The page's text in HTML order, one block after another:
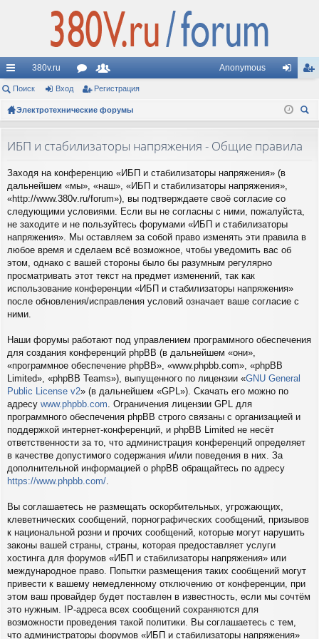
с
ы
и
380v.ru
ор
ум
ол
ьз
ат
ел
и
Anonymous
д ис
Поиск Вход Регистрация
Электротехнические форумы
ИБП и стабилизаторы напряжения - Общие правила
Заходя на конференцию «ИБП и стабилизаторы напряжения» (в
дальнейшем «мы», «наш», «ИБП и стабилизаторы напряжения»,
«http://www.380v.ru/forum»), вы подтверждаете своё согласие со
следующими условиями. Если вы не согласны с ними, пожалуйста,
не заходите и не пользуйтесь форумами «ИБП и стабилизаторы
напряжения». Мы оставляем за собой право изменять эти правила в
любое время и сделаем всё возможное, чтобы уведомить вас об
этом, однако с вашей стороны было бы разумным регулярно
просматривать этот текст на предмет изменений, так как
использование конференции «ИБП и стабилизаторы напряжения»
после обновления/исправления условий означает ваше согласие с
ними.
Наши форумы работают под управлением программного обеспечения
для создания конференций phpBB (в дальнейшем «они»,
«программное обеспечение phpBB», «www.phpbb.com», «phpBB
Limited», «phpBB Teams»), выпущенного по лицензии «GNU General
Public License v2» (в дальнейшем «GPL»). Скачать его можно по
адресу www.phpbb.com . Ограничения лицензии GPL для
программного обеспечения phpBB строго связаны с организацией и
поддержкой интернет-конференций, и phpBB Limited не несёт
ответственности за то, что администрация конференций определяет
в качестве допустимого содержания и/или поведения в них. За
дополнительной информацией о phpBB обращайтесь по адресу
https://www.phpbb.com/
Вы соглашаетесь не размещать оскорбительных, угрожающих,
клеветнических сообщений, порнографических сообщений, призывов
к национальной розни и прочих сообщений, которые могут нарушить
законы вашей страны, страны, которая предоставляет услуги
хостинга для форумов «ИБП и стабилизаторы напряжения» или
международное право. Попытки размещения таких сообщений могут
привести к вашему немедленному отключению от конференции, при
этом ваш провайдер будет поставлен в известность, если мы сочтём
это нужным. IP-адреса всех сообщений сохраняются для
возможности проведения такой политики. Вы соглашаетесь с тем,
что администраторы форумов «ИБП и стабилизаторы напряжения»